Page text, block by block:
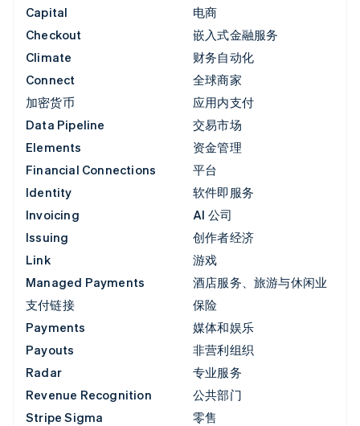
Capital
Checkout
Climate
Connect
加密货币
Data Pipeline
Elements
Financial Connections
Identity
Invoicing
Issuing
Link
Managed Payments
支付链接
Payments
Payouts
Radar
Revenue Recognition
Stripe Sigma
电商
嵌入式金融服务
财务自动化
全球商家
应用内支付
交易市场
资金管理
平台
软件即服务
AI 公司
创作者经济
游戏
酒店服务、旅游与休闲业
保险
媒体和娱乐
非营利组织
专业服务
公共部门
零售